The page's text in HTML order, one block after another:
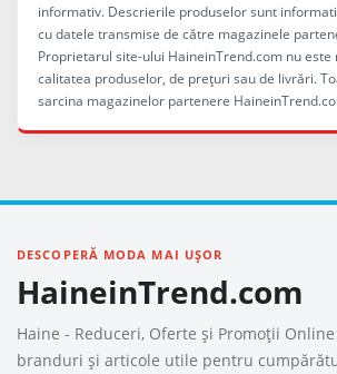
informativ. Descrierile produselor sunt
cu datele transmise de către magazinele
Proprietarul site-ului HaineinTrend.com nu este
calitatea produselor, de preţuri sau de livrări.
sarcina magazinelor partenere
DESCOPERĂ MODA MAI UȘOR
HaineinTrend.com
Haine - Reduceri, Oferte şi Promoţii
branduri și articole utile pentru